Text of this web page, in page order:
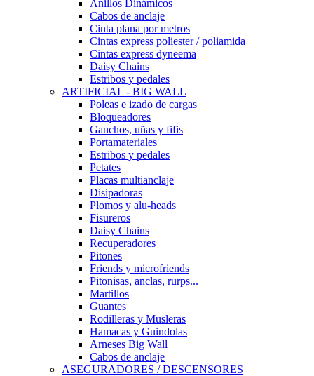
Anillos Dinámicos
Cabos de anclaje
Cinta plana por metros
Cintas express poliester / poliamida
Cintas express dyneema
Daisy Chains
Estribos y pedales
ARTIFICIAL - BIG WALL
Poleas e izado de cargas
Bloqueadores
Ganchos, uñas y fifis
Portamateriales
Estribos y pedales
Petates
Placas multianclaje
Disipadoras
Plomos y alu-heads
Fisureros
Daisy Chains
Recuperadores
Pitones
Friends y microfriends
Pitonisas, anclas, rurps...
Martillos
Guantes
Rodilleras y Musleras
Hamacas y Guindolas
Arneses Big Wall
Cabos de anclaje
ASEGURADORES / DESCENSORES